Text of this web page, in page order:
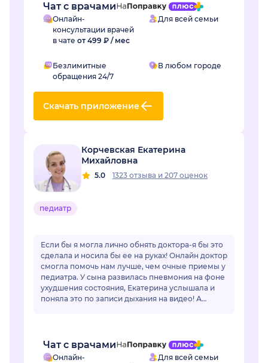
Чат с врачами
Онлайн-
консультации врачей
в чате от 499 ₽ / мес
Для всей семьи
Безлимитные
обращения 24/7
В любом городе
Скачать приложение
Корчевская Екатерина
Михайловна
5.0 1323 отзыва и 207 оценок
педиатр
Если бы я могла лично обнять доктора-я бы это
сделала и носила бы ее на руках! Онлайн доктор
смогла помочь нам лучше, чем очные приемы у
педиатра. У сына развилась пневмония на фоне
ухудшения состояния, Екатерина услышала и
поняла это по записи дыхания на видео! А
Чат с врачами
Онлайн-
Для всей семьи